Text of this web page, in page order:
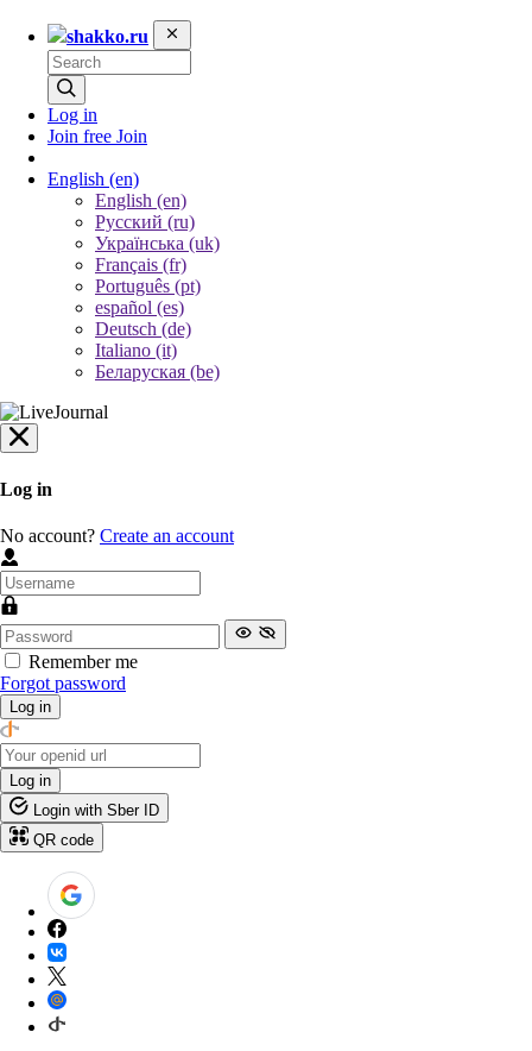
shakko.ru
Log in
Join free Join
English (en)
English (en)
Русский (ru)
Українська (uk)
Français (fr)
Português (pt)
español (es)
Deutsch (de)
Italiano (it)
Беларуская (be)
Log in
No account? Create an account
Remember me
Forgot password
Log in
Log in
Login with Sber ID
QR code